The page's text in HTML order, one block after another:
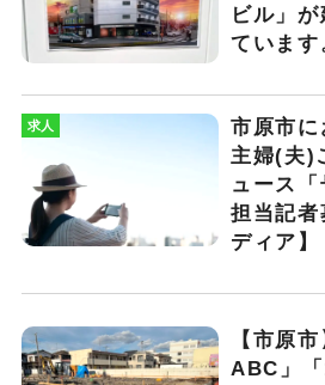
ビル」
ています
求人
市原市に
主婦(夫)
ュース
担当記者
ディア】
【市原
ABC」